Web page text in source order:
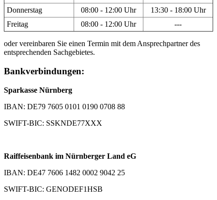
Donnerstag 08:00 - 12:00 Uhr
13:30 - 18:00 Uhr
Freitag
08:00 - 12:00 Uhr ---
oder vereinbaren Sie einen Termin mit dem Ansprechpartner des
entsprechenden Sachgebietes.
Bankverbindungen:
Sparkasse Nürnberg
IBAN: DE79 7605 0101 0190 0708 88
SWIFT-BIC: SSKNDE77XXX
Raiffeisenbank im Nürnberger Land eG
IBAN: DE47 7606 1482 0002 9042 25
SWIFT-BIC: GENODEF1HSB